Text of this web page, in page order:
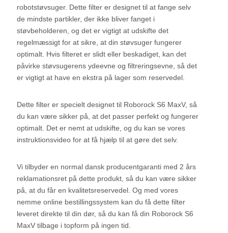
robotstøvsuger. Dette filter er designet til at fange selv
de mindste partikler, der ikke bliver fanget i
støvbeholderen, og det er vigtigt at udskifte det
regelmæssigt for at sikre, at din støvsuger fungerer
optimalt. Hvis filteret er slidt eller beskadiget, kan det
påvirke støvsugerens ydeevne og filtreringsevne, så det
er vigtigt at have en ekstra på lager som reservedel.
Dette filter er specielt designet til Roborock S6 MaxV, så
du kan være sikker på, at det passer perfekt og fungerer
optimalt. Det er nemt at udskifte, og du kan se vores
instruktionsvideo for at få hjælp til at gøre det selv.
Vi tilbyder en normal dansk producentgaranti med 2 års
reklamationsret på dette produkt, så du kan være sikker
på, at du får en kvalitetsreservedel. Og med vores
nemme online bestillingssystem kan du få dette filter
leveret direkte til din dør, så du kan få din Roborock S6
MaxV tilbage i topform på ingen tid.